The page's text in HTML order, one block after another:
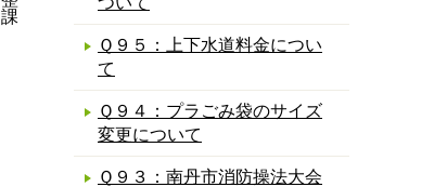
Ｑ９５：上下水道料金につい
て
Ｑ９４：プラごみ袋のサイズ
変更について
Ｑ９３：南丹市消防操法大会
課